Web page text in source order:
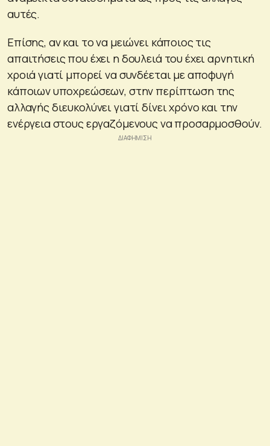
αυτές.
Επίσης, αν και το να μειώνει κάποιος τις
απαιτήσεις που έχει η δουλειά του έχει αρνητική
χροιά γιατί μπορεί να συνδέεται με αποφυγή
κάποιων υποχρεώσεων, στην περίπτωση της
αλλαγής διευκολύνει γιατί δίνει χρόνο και την
ενέργεια στους εργαζόμενους να προσαρμοσθούν.